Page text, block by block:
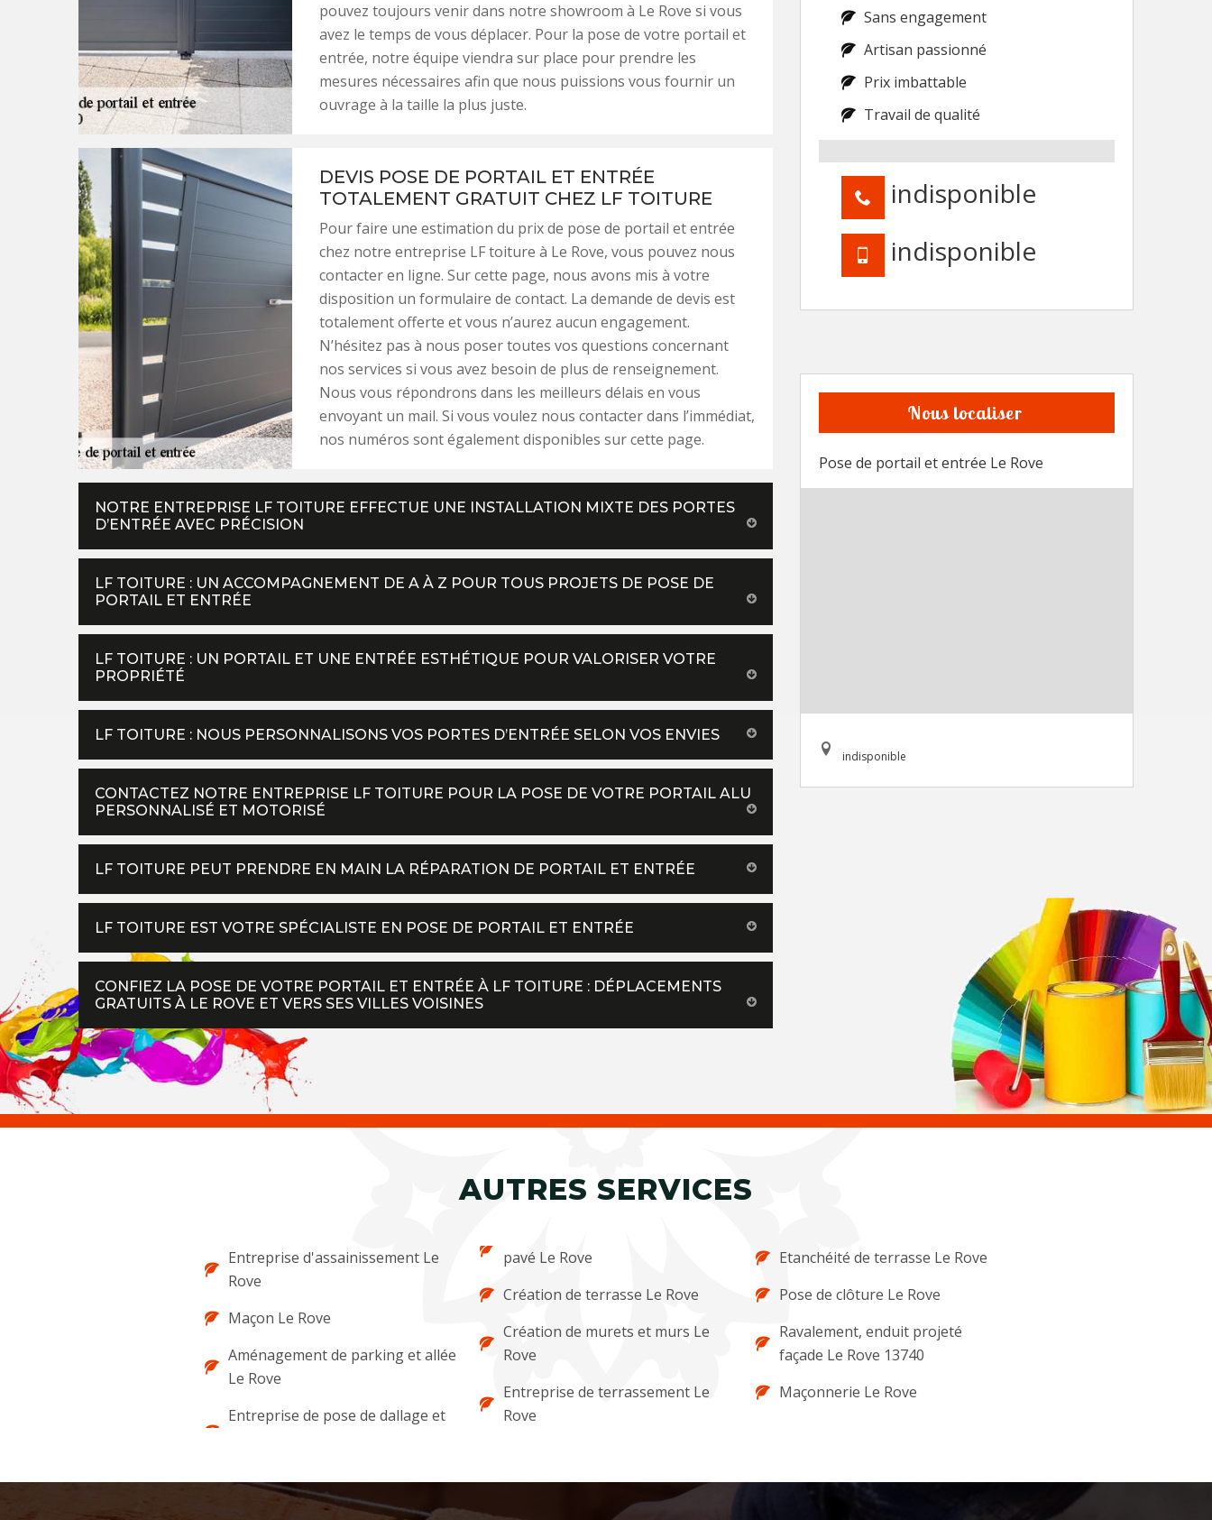
pouvez toujours venir dans notre showroom à Le Rove si vous
avez le temps de vous déplacer. Pour la pose de votre portail et
entrée, notre équipe viendra sur place pour prendre les
mesures nécessaires afin que nous puissions vous fournir un
ouvrage à la taille la plus juste.
DEVIS POSE DE PORTAIL ET ENTRÉE
TOTALEMENT GRATUIT CHEZ LF TOITURE
Pour faire une estimation du prix de pose de portail et entrée
chez notre entreprise LF toiture à Le Rove, vous pouvez nous
contacter en ligne. Sur cette page, nous avons mis à votre
disposition un formulaire de contact. La demande de devis est
totalement offerte et vous n’aurez aucun engagement.
N’hésitez pas à nous poser toutes vos questions concernant
nos services si vous avez besoin de plus de renseignement.
Nous vous répondrons dans les meilleurs délais en vous
envoyant un mail. Si vous voulez nous contacter dans l’immédiat,
nos numéros sont également disponibles sur cette page.
NOTRE ENTREPRISE LF TOITURE EFFECTUE UNE INSTALLATION MIXTE DES PORTES
D’ENTRÉE AVEC PRÉCISION
LF TOITURE : UN ACCOMPAGNEMENT DE A À Z POUR TOUS PROJETS DE POSE DE
PORTAIL ET ENTRÉE
LF TOITURE : UN PORTAIL ET UNE ENTRÉE ESTHÉTIQUE POUR VALORISER VOTRE
PROPRIÉTÉ
LF TOITURE : NOUS PERSONNALISONS VOS PORTES D’ENTRÉE SELON VOS ENVIES
CONTACTEZ NOTRE ENTREPRISE LF TOITURE POUR LA POSE DE VOTRE PORTAIL ALU
PERSONNALISÉ ET MOTORISÉ
LF TOITURE PEUT PRENDRE EN MAIN LA RÉPARATION DE PORTAIL ET ENTRÉE
LF TOITURE EST VOTRE SPÉCIALISTE EN POSE DE PORTAIL ET ENTRÉE
CONFIEZ LA POSE DE VOTRE PORTAIL ET ENTRÉE À LF TOITURE : DÉPLACEMENTS
GRATUITS À LE ROVE ET VERS SES VILLES VOISINES
Sans engagement
Artisan passionné
Prix imbattable
Travail de qualité
indisponible
indisponible
Nous localiser
Pose de portail et entrée Le Rove
indisponible
AUTRES SERVICES
Entreprise d'assainissement Le
Rove
Maçon Le Rove
Aménagement de parking et allée
Le Rove
Entreprise de pose de dallage et
pavé Le Rove
Création de terrasse Le Rove
Création de murets et murs Le
Rove
Entreprise de terrassement Le
Rove
Etanchéité de terrasse Le Rove
Pose de clôture Le Rove
Ravalement, enduit projeté
façade Le Rove 13740
Maçonnerie Le Rove